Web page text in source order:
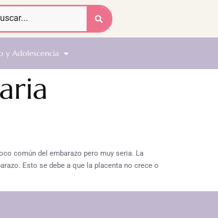
y Adolescencia
común del embarazo pero muy seria. La
Esto se debe a que la placenta no crece o